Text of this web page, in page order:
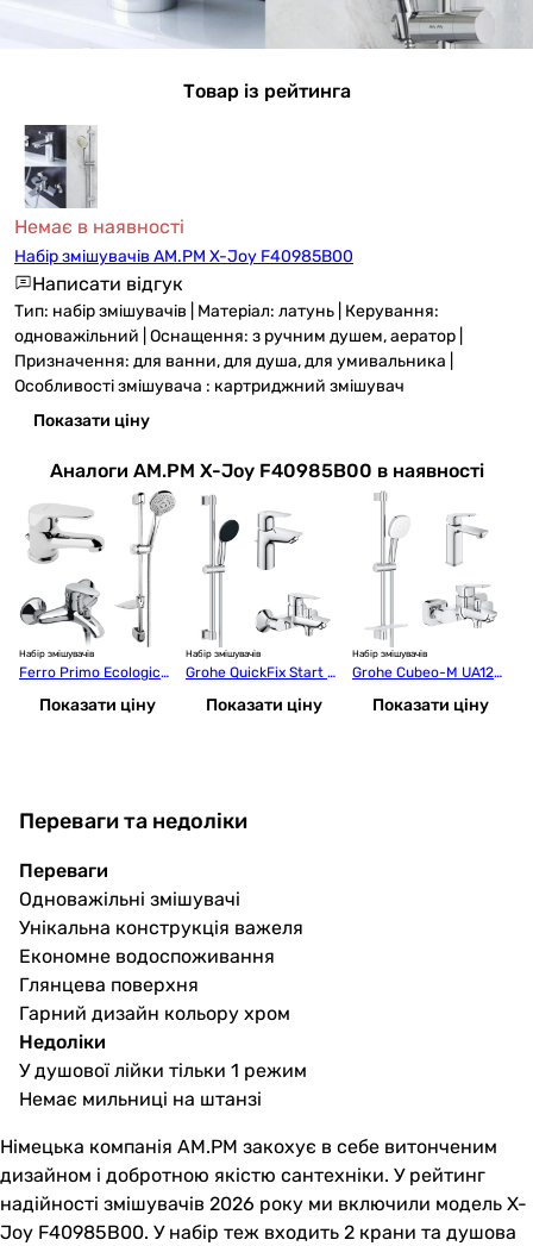
Товар із рейтинга
Немає в наявності
Набір змішувачів AM.PM X-Joy F40985B00
Написати відгук
Тип: набір змішувачів | Матеріал: латунь | Керування:
одноважільний | Оснащення: з ручним душем, аератор |
Призначення: для ванни, для душа, для умивальника |
Особливості змішувача : картриджний змішувач
Показати ціну
Аналоги AM.PM X-Joy F40985B00 в наявності
Набір змішувачів
Ferro Primo Ecologica
(N340+BOP2EA+BOP1
EA)Показати ціну
Набір змішувачів
Grohe QuickFix Start E
dge UA202501SQ
Показати ціну
Набір змішувачів
Grohe Cubeo-M UA125
Показати ціну
Переваги та недоліки
Переваги
Одноважільні змішувачі
Унікальна конструкція важеля
Економне водоспоживання
Глянцева поверхня
Гарний дизайн кольору хром
Недоліки
У душової лійки тільки 1 режим
Немає мильниці на штанзі
Німецька компанія AM.PM закохує в себе витонченим
дизайном і добротною якістю сантехніки. У рейтинг
надійності змішувачів 2026 року ми включили модель X-
Joy F40985B00. У набір теж входить 2 крани та душова